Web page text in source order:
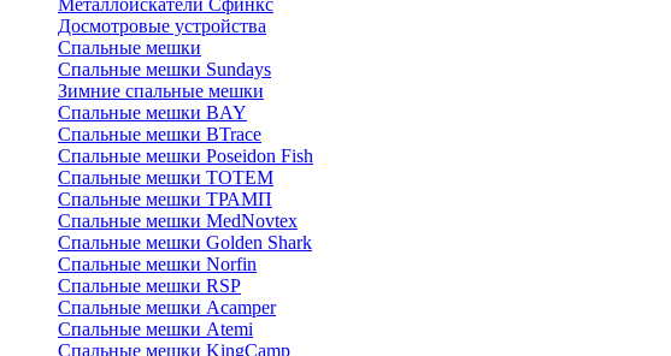
Металлоискатели Сфинкс
Досмотровые устройства
Спальные мешки
Спальные мешки Sundays
Зимние спальные мешки
Спальные мешки BAY
Спальные мешки BTrace
Спальные мешки Poseidon Fish
Спальные мешки ТОТЕМ
Спальные мешки ТРАМП
Cпальные мешки MedNovtex
Спальные мешки Golden Shark
Спальные мешки Norfin
Спальные мешки RSP
Спальные мешки Acamper
Спальные мешки Atemi
Спальные мешки KingCamp